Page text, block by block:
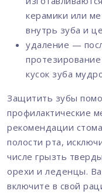
керамики или
внутрь зуба и
удаление —
кусок зуба
Защитить зубы
профилактические
рекомендации
полости рта,
числе грызть
орехи и леденцы.
включите в свой